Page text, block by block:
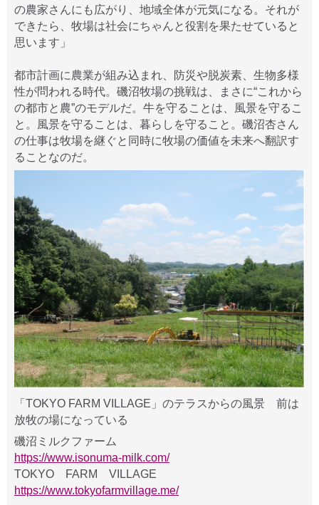
の農家さんにも広がり、地域全体が元気になる。それが
できたら、牧場は社会にちゃんと役割を果たせていると
思います」
都市計画に農業が組み込まれ、防災や脱炭素、生物多様
性が問われる時代。磯沼牧場の挑戦は、まさに“これから
の都市と農”のモデルだ。牛を守ることは、風景を守るこ
と。風景を守ることは、暮らしを守ること。磯沼杏さん
の仕事は牧場を継ぐと同時に牧場の価値を未来へ翻訳す
ることなのだ。
「TOKYO FARM VILLAGE」のテラスからの風景 前は
放牧の場になっている
磯沼ミルクファーム
https://www.isonuma-milk.com/
TOKYO FARM VILLAGE
https://www.tokyofarmvillage.me/